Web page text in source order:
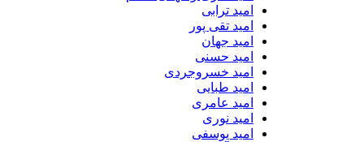
امید ترابی
امید تقی پور
امید جهان
امید حسنی
امید خسروجردی
امید طبایی
امید عامری
امید نوری
امید یوسفی